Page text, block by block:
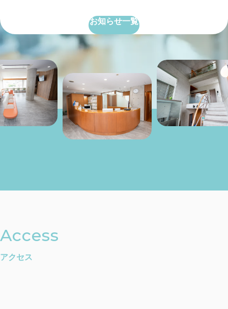
お知らせ一覧
Access
アクセス